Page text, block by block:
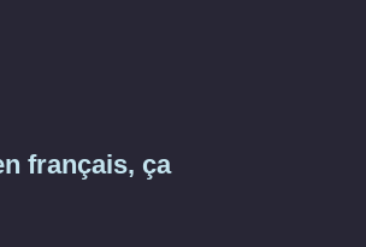
français, ça